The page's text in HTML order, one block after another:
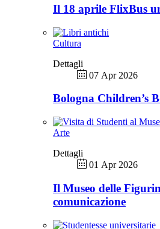
Il 18 aprile FlixBus
Cultura
Dettagli
07 Apr 2026
Bologna Children’s
Arte
Dettagli
01 Apr 2026
Il Museo delle
comunicazione